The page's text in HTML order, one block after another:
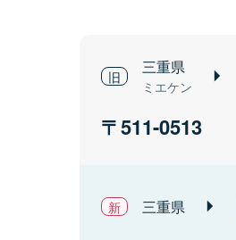
三重県
ミエケン
511-0513
三重県